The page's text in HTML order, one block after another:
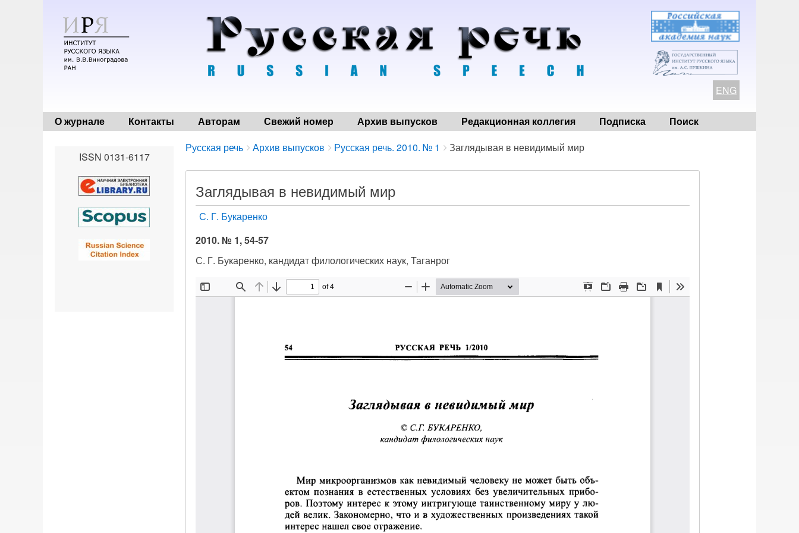
ENG
О журнале Контакты Авторам Свежий номер Архив выпусков Редакционная коллегия Подписка Поиск
Breadcrumbs
You
here:
Русская речь Архив выпусков Русская речь. 2010. № 1 Заглядывая в невидимый мир
Заглядывая в невидимый мир
С. Г. Букаренко
2010. № 1, 54-57
С. Г. Букаренко, кандидат филологических наук, Таганрог
ISSN 0131-6117